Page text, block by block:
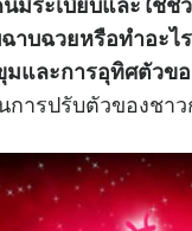
าบฉวยหรือทำอะ
และการอุทิศตัวข
ารปรับตัวของชา